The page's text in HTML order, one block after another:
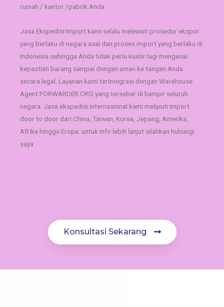
rumah / kantor /pabrik Anda.
Jasa Ekspedisi Import kami selalu melewati prosedur ekspor
yang berlaku di negara asal dan proses import yang berlaku di
Indonesia sehingga Anda tidak perlu kuatir lagi mengenai
kepastian barang sampai dengan aman ke tangan Anda
secara legal. Layanan kami terintegrasi dengan Warehouse
Agent FORWARDER ORG yang tersebar di hampir seluruh
negara. Jasa ekspedisi internasional kami meliputi import
door to door dari China, Taiwan, Korea, Jepang, Amerika,
Afrika hingga Eropa. untuk info lebih lanjut silahkan hubungi
saya
Konsultasi Sekarang